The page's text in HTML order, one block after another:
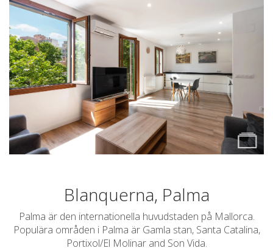
Blanquerna, Palma
Palma är den internationella huvudstaden på Mallorca.
Populära områden i Palma är Gamla stan, Santa Catalina,
Portixol/El Molinar and Son Vida.